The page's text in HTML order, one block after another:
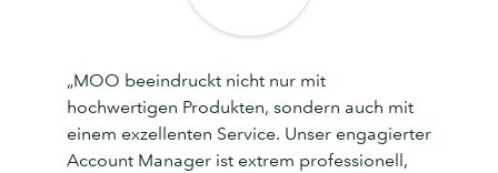
„MOO beeindruckt nicht nur mit
hochwertigen Produkten, sondern auch mit
einem exzellenten Service. Unser engagierter
Account Manager ist extrem professionell,